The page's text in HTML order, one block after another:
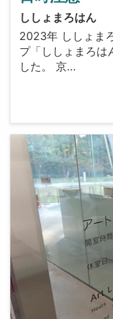
ししょまろはん
2023年 ししょま
プ「ししょまろは
した。 京…